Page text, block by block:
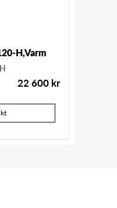
H,Varm
22 600 kr